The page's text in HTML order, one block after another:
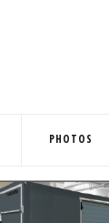
PHOTOS